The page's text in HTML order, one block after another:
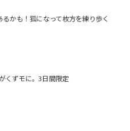
るかも！狐になって枚方を練り歩く
くずモに。3日間限定